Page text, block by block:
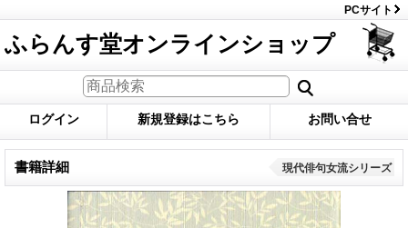
PCサイト
ふらんす堂オンラインショップ
ログイン 新規登録はこちら お問い合せ
書籍詳細 現代俳句女流シリーズ